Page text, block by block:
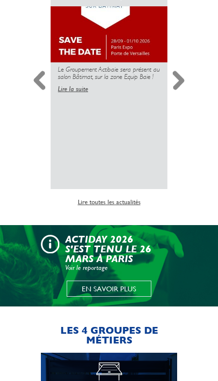
Le Groupement Actibaie sera présent au
salon Bâtimat, sur la zone Equip Baie !
Lire la suite
Lire toutes les actualités
ACTIDAY 2026
S'EST TENU LE 26
MARS À PARIS
Voir le reportage
EN SAVOIR PLUS
LES 4 GROUPES DE
MÉTIERS